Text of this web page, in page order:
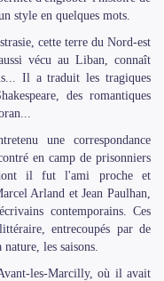
style en quelques mots.
cette terre du Nord-est
vécu au Liban, connaît
Il a traduit les tragiques
des romantiques
une correspondance
en camp de prisonniers
dont il fut l'ami proche et
Arland et Jean Paulhan,
contemporains. Ces
entrecoupés par de
les saisons.
les-Marcilly, où il avait